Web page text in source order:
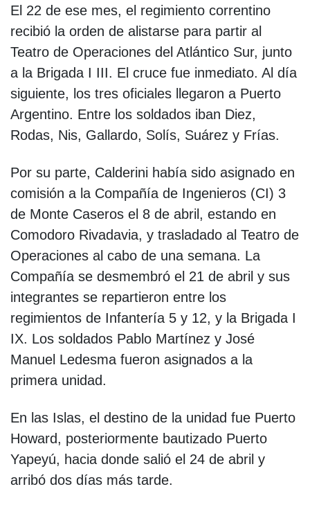
El 22 de ese mes, el regimiento correntino
recibió la orden de alistarse para partir al
Teatro de Operaciones del Atlántico Sur, junto
a la Brigada I III. El cruce fue inmediato. Al día
siguiente, los tres oficiales llegaron a Puerto
Argentino. Entre los soldados iban Diez,
Rodas, Nis, Gallardo, Solís, Suárez y Frías.
Por su parte, Calderini había sido asignado en
comisión a la Compañía de Ingenieros (CI) 3
de Monte Caseros el 8 de abril, estando en
Comodoro Rivadavia, y trasladado al Teatro de
Operaciones al cabo de una semana. La
Compañía se desmembró el 21 de abril y sus
integrantes se repartieron entre los
regimientos de Infantería 5 y 12, y la Brigada I
IX. Los soldados Pablo Martínez y José
Manuel Ledesma fueron asignados a la
primera unidad.
En las Islas, el destino de la unidad fue Puerto
Howard, posteriormente bautizado Puerto
Yapeyú, hacia donde salió el 24 de abril y
arribó dos días más tarde.